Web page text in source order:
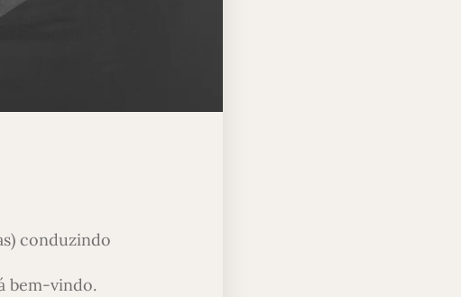
conduzindo
bem-vindo.